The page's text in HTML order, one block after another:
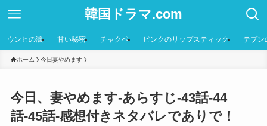
韓国ドラマ.com
ウンヒの涙 甘い秘密 チャクペ ピンクのリップスティック テプン
ホーム 今日妻やめます
今日、妻やめます-あらすじ-43話-44
話-45話-感想付きネタバレでありで！